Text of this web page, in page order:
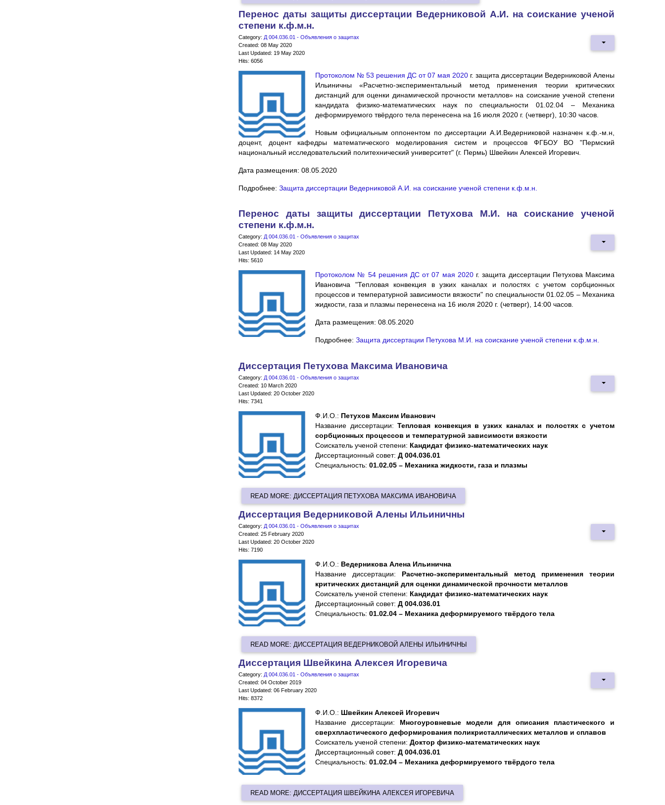
Перенос даты защиты диссертации Ведерниковой А.И. на соискание ученой
степени к.ф.м.н.
Category: Д 004.036.01 - Объявления о защитах
Created: 08 May 2020
Last Updated: 19 May 2020
Hits: 6056
Протоколом № 53 решения ДС от 07 мая 2020 г. защита диссертации Ведерниковой Алены
Ильиничны «Расчетно-экспериментальный метод применения теории критических
дистанций для оценки динамической прочности металлов» на соискание ученой степени
кандидата физико-математических наук по специальности 01.02.04 – Механика
деформируемого твёрдого тела перенесена на 16 июля 2020 г. (четверг), 10:30 часов.
Новым официальным оппонентом по диссертации А.И.Ведерниковой назначен к.ф.-м.н,
доцент, доцент кафедры математического моделирования систем и процессов ФГБОУ ВО "Пермский
национальный исследовательский политехнический университет" (г. Пермь) Швейкин Алексей Игоревич.
Дата размещения: 08.05.2020
Подробнее: Защита диссертации Ведерниковой А.И. на соискание ученой степени к.ф.м.н.
Перенос даты защиты диссертации Петухова М.И. на соискание ученой
степени к.ф.м.н.
Category: Д 004.036.01 - Объявления о защитах
Created: 08 May 2020
Last Updated: 14 May 2020
Hits: 5610
Протоколом № 54 решения ДС от 07 мая 2020г. защита диссертации Петухова Максима
Ивановича "Тепловая конвекция в узких каналах и полостях с учетом сорбционных
процессов и температурной зависимости вязкости" по специальности 01.02.05 – Механика
жидкости, газа и плазмы перенесена на 16 июля 2020 г. (четверг), 14:00 часов.
Дата размещения: 08.05.2020
Подробнее: Защита диссертации Петухова М.И. на соискание ученой степени к.ф.м.н.
Диссертация Петухова Максима Ивановича
Category: Д 004.036.01 - Объявления о защитах
Created: 10 March 2020
Last Updated: 20 October 2020
Hits: 7341
Ф.И.О.: Петухов Максим Иванович
Название диссертации:Тепловая конвекция в узких каналах и полостях с учетом
сорбционных процессов и температурной зависимости вязкости
Cоискатель ученой степени: Кандидат физико-математических наук
Диссертационный совет: Д 004.036.01
Специальность: 01.02.05 – Механика жидкости, газа и плазмы
READ MORE: ДИССЕРТАЦИЯ ПЕТУХОВА МАКСИМА ИВАНОВИЧА
Диссертация Ведерниковой Алены Ильиничны
Category: Д 004.036.01 - Объявления о защитах
Created: 25 February 2020
Last Updated: 20 October 2020
Hits: 7190
Ф.И.О.: Ведерникова Алена Ильинична
Название диссертации: Расчетно-экспериментальный метод применения теории
критических дистанций для оценки динамической прочности металлов
Cоискатель ученой степени: Кандидат физико-математических наук
Диссертационный совет: Д 004.036.01
Специальность: 01.02.04 – Механика деформируемого твёрдого тела
READ MORE: ДИССЕРТАЦИЯ ВЕДЕРНИКОВОЙ АЛЕНЫ ИЛЬИНИЧНЫ
Диссертация Швейкина Алексея Игоревича
Category: Д 004.036.01 - Объявления о защитах
Created: 04 October 2019
Last Updated: 06 February 2020
Hits: 8372
Ф.И.О.: Швейкин Алексей Игоревич
Название диссертации: Многоуровневые модели для описания пластического и
сверхпластического деформирования поликристаллических металлов и сплавов
Cоискатель ученой степени: Доктор физико-математических наук
Диссертационный совет: Д 004.036.01
Специальность: 01.02.04 – Механика деформируемого твёрдого тела
READ MORE: ДИССЕРТАЦИЯ ШВЕЙКИНА АЛЕКСЕЯ ИГОРЕВИЧА